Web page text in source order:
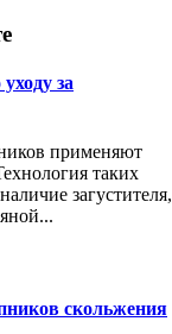
за
применяют
таких
загустителя,
скольжения